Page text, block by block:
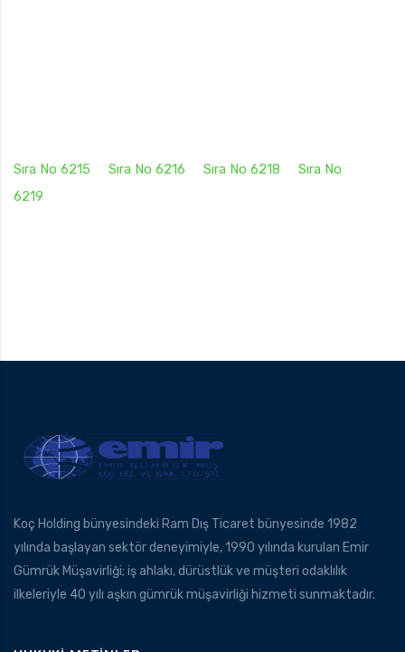
Sıra No 6215 Sıra No 6216 Sıra No 6218
Sıra No
6219
Koç Holding bünyesindeki Ram Dış Ticaret bünyesinde 1982
yılında başlayan sektör deneyimiyle, 1990 yılında kurulan Emir
Gümrük Müşavirliği; iş ahlakı, dürüstlük ve müşteri odaklılık
ilkeleriyle 40 yılı aşkın gümrük müşavirliği hizmeti sunmaktadır.